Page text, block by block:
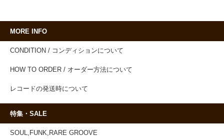
MORE INFO
CONDITION / コンディションについて
HOW TO ORDER / オーダー方法について
レコードの発送時について
特集・SALE
SOUL,FUNK,RARE GROOVE